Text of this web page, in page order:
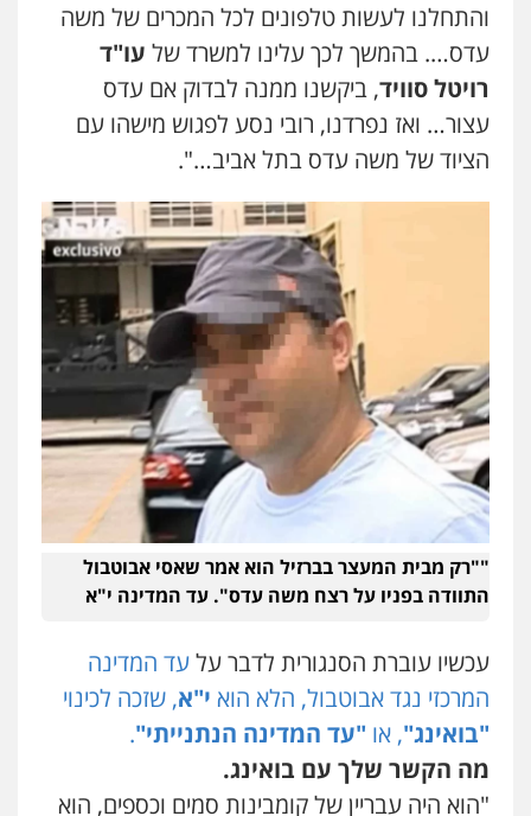
עו"ד נס בן נתן
פלילי כלכלי פשיעה חמורה נוער
0505555110
אסף כרמונה – עורך דין פלילי
פלילי פשיעה חמורה כלכלי
0522540777
עו"ד דניאל דרוביצקי
פלילי משפחה צבאי
0526409925
שחר מנדלמן, שלומציון גבאי מנדלמן
– משרד עורכי דין
פלילי התמחות בייצוג בעבירות מין
0505522334
עו"ד אלינור מתיתיה
פלילי תעבורה צבאי משפחה
עו"ד עמית רוזנצויג
משפט פלילי דיני תעבורה
0532700200
והתחלנו לעשות טלפונים לכל המכרים של משה
עדס…. בהמשך לכך עלינו למשרד של עו"ד
רויטל סוויד, ביקשנו ממנה לבדוק אם עדס
עצור… ואז נפרדנו, רובי נסע לפגוש מישהו עם
הציוד של משה עדס בתל אביב…".
""רק מבית המעצר בברזיל הוא אמר שאסי אבוטבול
התוודה בפניו על רצח משה עדס". עד המדינה י"א
עכשיו עוברת הסנגורית לדבר עלעד המדינה
המרכזי נגד אבוטבול, הלא הוא י"א, שזכה לכינוי
"בואינג", או "עד המדינה הנתנייתי".
מה הקשר שלך עם בואינג.
"הוא היה עבריין של קומבינות סמים וכספים, הוא